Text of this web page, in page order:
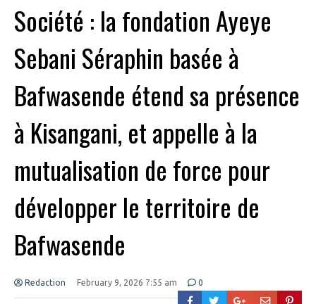
Société : la fondation Ayeye
Sebani Séraphin basée à
Bafwasende étend sa présence
à Kisangani, et appelle à la
mutualisation de force pour
développer le territoire de
Bafwasende
Redaction February 9, 2026 7:55 am 0